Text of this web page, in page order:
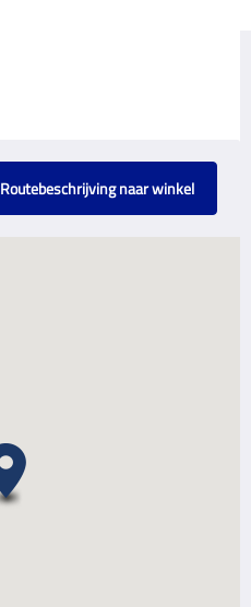
Routebeschrijving naar winkel